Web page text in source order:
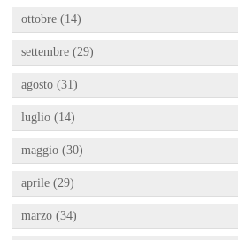
ottobre (14)
settembre (29)
agosto (31)
luglio (14)
maggio (30)
aprile (29)
marzo (34)